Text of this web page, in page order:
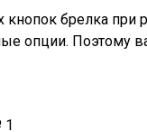
кнопок брелка при
опции. Поэтому
1